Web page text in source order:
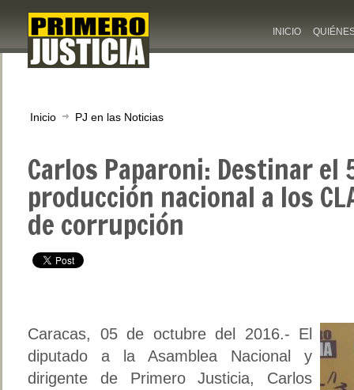
INICIO
Inicio PJ en las Noticias
Carlos Paparoni: Destinar el
producción nacional a los
de corrupción
Caracas, 05 de octubre del 2016.- El
diputado a la Asamblea Nacional y
dirigente de Primero Justicia, Carlos